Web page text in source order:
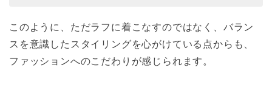
このように、ただラフに着こなすのではなく、バラン
スを意識したスタイリングを心がけている点からも、
ファッションへのこだわりが感じられます。